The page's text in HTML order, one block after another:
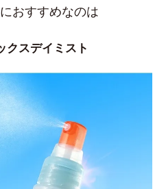
おすすめなのは
クスデイミスト